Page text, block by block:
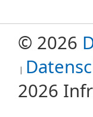
© 2026
2026